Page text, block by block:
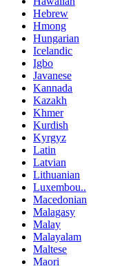
Hebrew
Hmong
Hungarian
Icelandic
Igbo
Javanese
Kannada
Kazakh
Khmer
Kurdish
Kyrgyz
Latin
Latvian
Lithuanian
Luxembou..
Macedonian
Malagasy
Malay
Malayalam
Maltese
Maori